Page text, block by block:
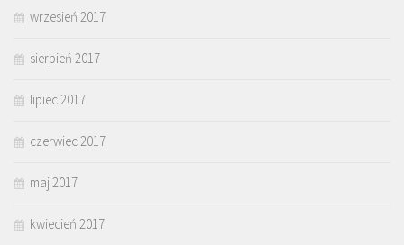
wrzesień 2017
sierpień 2017
lipiec 2017
czerwiec 2017
maj 2017
kwiecień 2017